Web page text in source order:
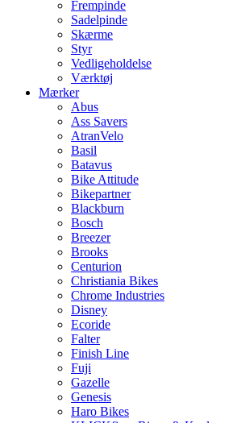
Frempinde
Sadelpinde
Skærme
Styr
Vedligeholdelse
Værktøj
Mærker
Abus
Ass Savers
AtranVelo
Basil
Batavus
Bike Attitude
Bikepartner
Blackburn
Bosch
Breezer
Brooks
Centurion
Christiania Bikes
Chrome Industries
Disney
Ecoride
Falter
Finish Line
Fuji
Gazelle
Genesis
Haro Bikes